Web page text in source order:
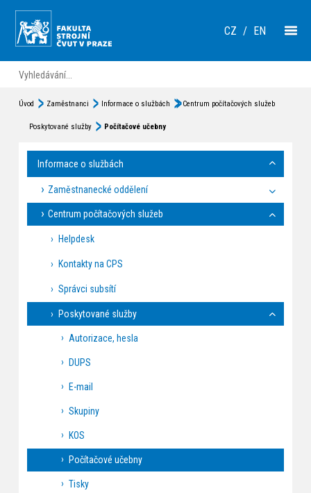
CZ / EN
Úvod Zaměstnanci Informace o službách Centrum počítačových služeb
Poskytované služby Počítačové učebny
Informace o službách
Zaměstnanecké oddělení
Centrum počítačových služeb
Helpdesk
Kontakty na CPS
Správci subsítí
Poskytované služby
Autorizace, hesla
DUPS
E-mail
Skupiny
KOS
Počítačové učebny
Tisky